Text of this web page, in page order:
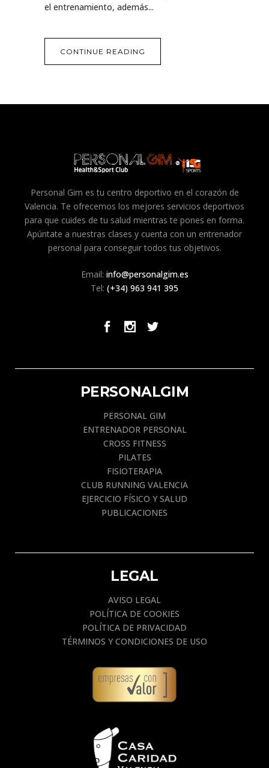
el entrenamiento, además...
CONTINUE READING
Personal Gim es tu centro deportivo en el corazón de
Valencia. Te ofrecemos los mejores servicios deportivos
para que cuides de tu salud mientras te pones en forma.
Apúntate a nuestras clases y cuenta con un entrenador
personal para conseguir todos tus objetivos.
Email: info@personalgim.es
Tel: (+34) 963 941 395
PERSONALGIM
PERSONAL GIM
ENTRENADOR PERSONAL
CROSS FITNESS
PILATES
FISIOTERAPIA
CLUB RUNNING VALENCIA
EJERCICIO FÍSICO Y SALUD
PUBLICACIONES
LEGAL
AVISO LEGAL
POLÍTICA DE COOKIES
POLÍTICA DE PRIVACIDAD
TÉRMINOS Y CONDICIONES DE USO